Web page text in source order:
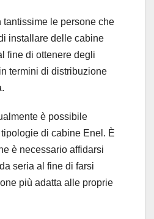
tantissime le persone che
installare delle cabine
fine di ottenere degli
termini di distribuzione
è possibile
di cabine Enel. È
è necessario affidarsi
seria al fine di farsi
più adatta alle proprie